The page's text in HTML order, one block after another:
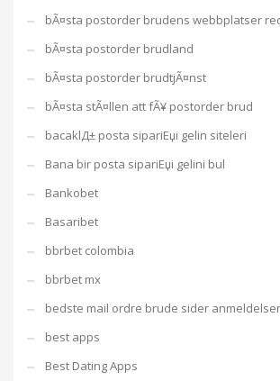
bÃ¤sta postorder brudens webbplatser
bÃ¤sta postorder brudland
bÃ¤sta postorder brudtjÃ¤nst
bÃ¤sta stÃ¤llen att fÃ¥ postorder brud
bacaklД± posta sipariЕџi gelin siteleri
Bana bir posta sipariЕџi gelini bul
Bankobet
Basaribet
bbrbet colombia
bbrbet mx
bedste mail ordre brude sider anmeldelser
best apps
Best Dating Apps